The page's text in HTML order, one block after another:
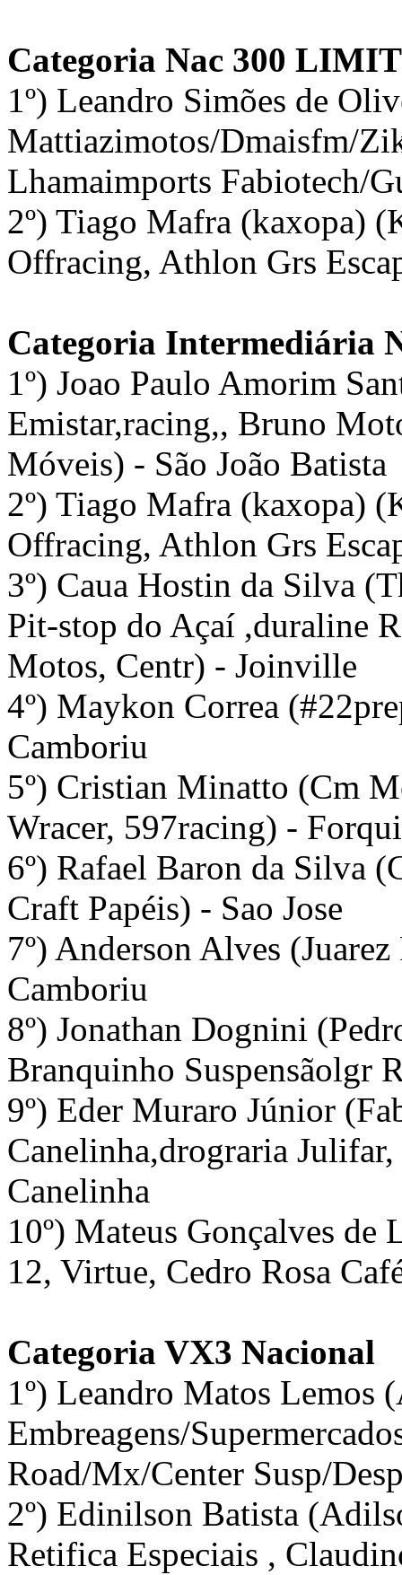
Categoria Nac 300
1º) Leandro Simões de
Mattiazimotos/Dmaisfm/
Lhamaimports Fabiotech/
2º) Tiago Mafra (kaxopa)
Offracing, Athlon Grs
Categoria Intermediária
1º) Joao Paulo Amorim
Emistar,racing,, Bruno
Móveis) - São João Batista
2º) Tiago Mafra (kaxopa)
Offracing, Athlon Grs
3º) Caua Hostin da Silva
Pit-stop do Açaí ,duraline
Motos, Centr) - Joinville
4º) Maykon Correa
Camboriu
5º) Cristian Minatto (Cm
Wracer, 597racing) -
6º) Rafael Baron da Silva
Craft Papéis) - Sao Jose
7º) Anderson Alves
Camboriu
8º) Jonathan Dognini
Branquinho Suspensãolgr
9º) Eder Muraro Júnior
Canelinha,drograria
Canelinha
10º) Mateus Gonçalves
12, Virtue, Cedro Rosa
Categoria VX3 Nacional
1º) Leandro Matos Lemos
Embreagens/
Road/Mx/Center Susp/
2º) Edinilson Batista
Retifica Especiais ,